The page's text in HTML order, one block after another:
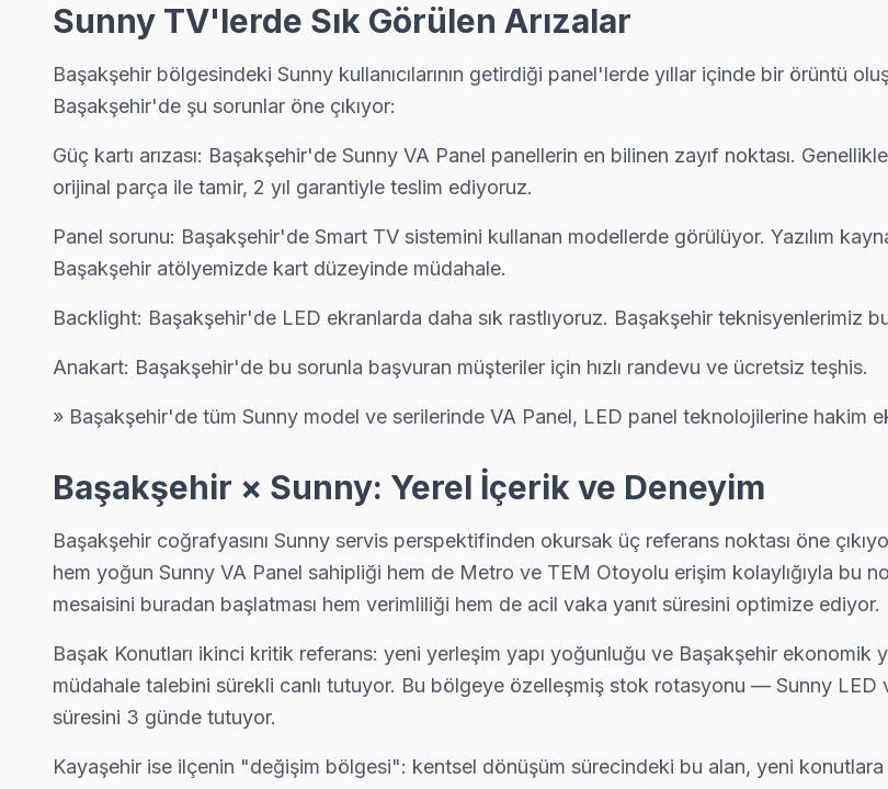
Sunny Uzman Teknisyen Ekibi — Başakşehir
Cenk D. — Sunny Servis Uzmanı
12 yıllık Sunny TV tamir deneyimi. Başakşehir ve çevre ilçelere yerinde servis sunulmaktadır.
· Orijinal ve OEM yedek parça tedarikçisi
· 2010'dan günümüze tüm Sunny modelleri
Başakşehir Servis İstatistikleri
· Başakşehir'de
570+
Sunny TV tamiri
· Müşteri memnuniyeti
%98
· Ortalama tamir süresi:2–3 iş günü
↑ Sunny Servis Ana Sayfası
↑ Başakşehir TV Servis Merkezi
Başakşehir Yakın İlçelerde Sunny Servisi
· Arnavutköy Sunny
· Avcılar Sunny
· Bağcılar Sunny
· Bahçelievler Sunny
· Bakırköy Sunny
· Bayrampaşa Sunny
· Beşiktaş Sunny
· Beylikdüzü Sunny
Başakşehir Diğer Marka Servisleri
· Başakşehir Sony
· Başakşehir Philips
· Başakşehir Hi-Level
· Başakşehir iFFALCON
Sunny TV'lerde Sık Görülen Arızalar
Başakşehir bölgesindeki Sunny kullanıcılarının getirdiği panel'lerde yıllar içinde bir örüntü
Başakşehir'de şu sorunlar öne çıkıyor:
Güç kartı arızası: Başakşehir'de Sunny VA Panel panellerin en bilinen zayıf noktası.
orijinal parça ile tamir, 2 yıl garantiyle teslim ediyoruz.
Panel sorunu: Başakşehir'de Smart TV sistemini kullanan modellerde görülüyor. Yazılım
Başakşehir atölyemizde kart düzeyinde müdahale.
Backlight: Başakşehir'de LED ekranlarda daha sık rastlıyoruz. Başakşehir teknisyenlerimiz
Anakart: Başakşehir'de bu sorunla başvuran müşteriler için hızlı randevu ve ücretsiz teşhis.
» Başakşehir'de tüm Sunny model ve serilerinde VA Panel, LED panel teknolojilerine hakim
Başakşehir × Sunny: Yerel İçerik ve Deneyim
Başakşehir coğrafyasını Sunny servis perspektifinden okursak üç referans noktası öne
hem yoğun Sunny VA Panel sahipliği hem de Metro ve TEM Otoyolu erişim kolaylığıyla bu
mesaisini buradan başlatması hem verimliliği hem de acil vaka yanıt süresini optimize ediyor.
Başak Konutları ikinci kritik referans: yeni yerleşim yapı yoğunluğu ve Başakşehir ekonomik
müdahale talebini sürekli canlı tutuyor. Bu bölgeye özelleşmiş stok rotasyonu — Sunny LED
süresini 3 günde tutuyor.
Kayaşehir ise ilçenin "değişim bölgesi": kentsel dönüşüm sürecindeki bu alan, yeni